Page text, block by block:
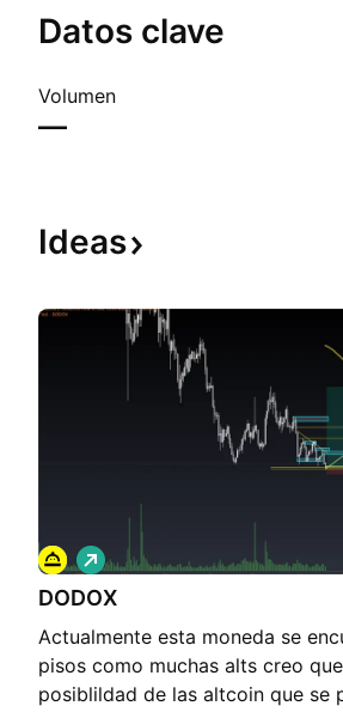
Datos clave
Volumen
—
Ideas
DODOX
Actualmente esta moneda se
pisos como muchas alts creo
posiblildad de las altcoin que se
L
a
r
o